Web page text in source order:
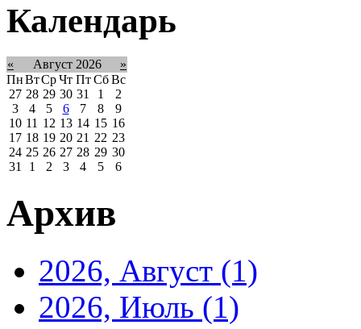
Календарь
« Август 2026
»
ПнВтСрЧт Пт Сб Вс
27 28 29 30 31 1
2
3
4 5 6 7 8
9
10 11 12 13 14 15 16
17 18 19 20 21 22 23
24 25 26 27 28 29 30
31
1 2 3 4 5 6
Архив
2026, Август (1)
2026, Июль (1)